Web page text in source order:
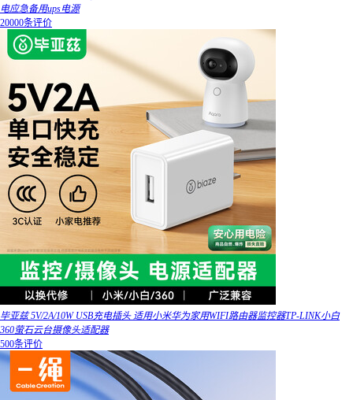
电应急备用ups电源
20000条评价
毕亚兹 5V/2A/10W USB充电插头 适用小米华为家用WIFI路由器监控器TP-LINK小白
360萤石云台摄像头适配器
500条评价